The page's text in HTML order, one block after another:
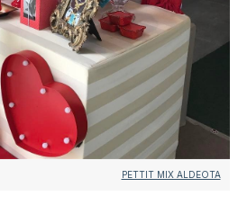
PETTIT MIX ALDEOTA